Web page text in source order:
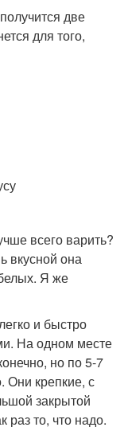
две
для того,
всего варить?
вкусной она
Я же
и быстро
На одном месте
но по 5-7
Они крепкие, с
закрытой
раз то, что надо.